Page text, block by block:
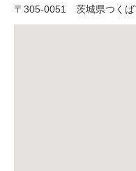
〒 305-0051 茨城県つくば